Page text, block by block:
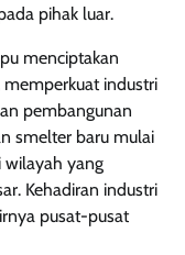
pihak luar.
menciptakan
memperkuat industri
pembangunan
smelter baru mulai
wilayah yang
Kehadiran industri
pusat-pusat